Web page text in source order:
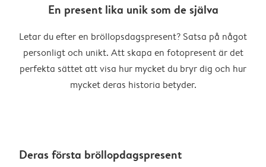
En present lika unik som de själva
Letar du efter en bröllopsdagspresent? Satsa på något
personligt och unikt. Att skapa en fotopresent är det
perfekta sättet att visa hur mycket du bryr dig och hur
mycket deras historia betyder.
Deras första bröllopdagspresent